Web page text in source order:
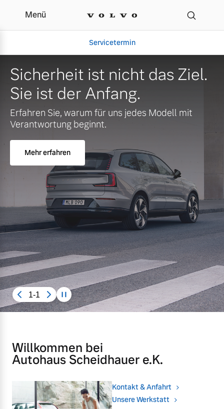
Ihr Volvo
Menü
Servicetermin
Aktuelle Zubehörangebote
Gebrauchtwagen
Aktuelle Zubehörangebote
Zubehörkatalog
Service by Volvo
Über uns
Unser Team
Unsere News & Events
Sicherheit ist nicht das Ziel.
Sie ist der Anfang.
Erfahren Sie, warum für uns jedes Modell mit
Verantwortung beginnt.
Mehr erfahren
1-1
Willkommen bei
Autohaus Scheidhauer e.K.
Kontakt & Anfahrt
Unsere Werkstatt